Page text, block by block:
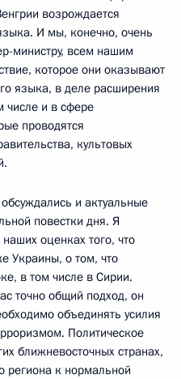
возрождается
И мы, конечно, очень
министру, всем нашим
которое они оказывают
языка, в деле расширения
числе и в сфере
проводятся
культовых
и актуальные
повестки дня. Я
оценках того, что
Украины, о том, что
в том числе в Сирии.
точно общий подход, он
объединять усилия
Политическое
ближневосточных странах,
региона к нормальной